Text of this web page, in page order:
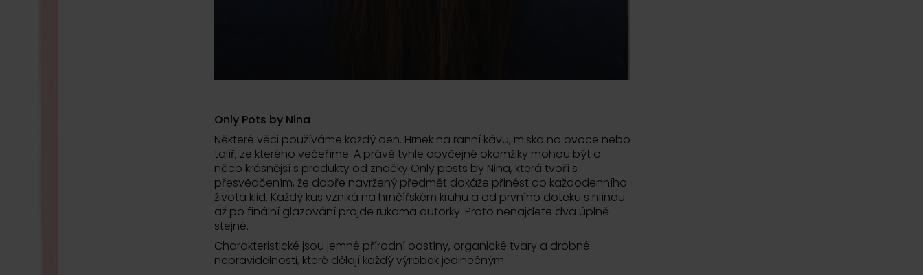
Only Pots by Nina
Některé věci používáme každý den. Hrnek na ranní kávu, miska na ovoce nebo
talíř, ze kterého večeříme. A právě tyhle obyčejné okamžiky mohou být o
něco krásnější s produkty od značky Only posts by Nina, která tvoří s
přesvědčením, že dobře navržený předmět dokáže přinést do každodenního
života klid. Každý kus vzniká na hrnčířském kruhu a od prvního doteku s hlínou
až po finální glazování projde rukama autorky. Proto nenajdete dva úplně
stejné.
Charakteristické jsou jemné přírodní odstíny, organické tvary a drobné
nepravidelnosti, které dělají každý výrobek jedinečným.